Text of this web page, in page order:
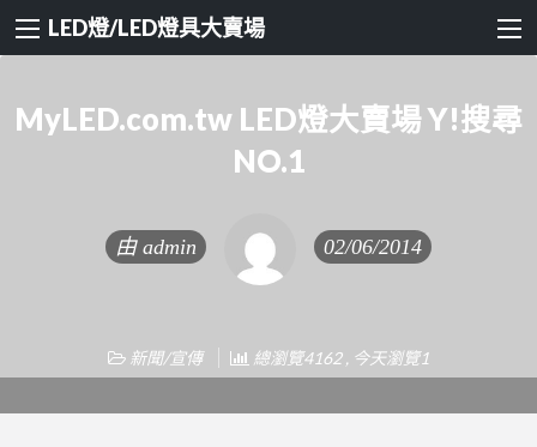
LED燈/LED燈具大賣場
MyLED.com.tw LED燈大賣場 Y!搜尋
NO.1
由 admin 02/06/2014
新聞/宣傳 總瀏覽4162 , 今天瀏覽1